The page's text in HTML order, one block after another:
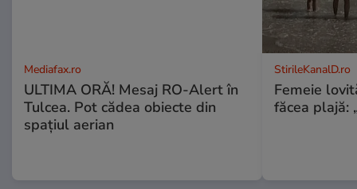
Mediafax.ro
ULTIMA ORĂ! Mesaj RO-Alert în
Tulcea. Pot cădea obiecte din
spațiul aerian
StirileKanalD.ro
Femeie
făcea plajă: